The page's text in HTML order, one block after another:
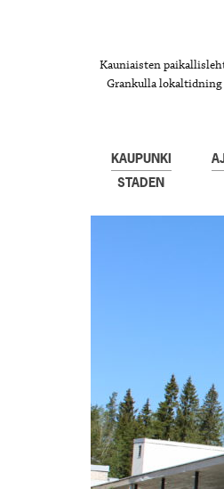
Kauniaisten
Grankulla lokaltidning
KAUPUNKI
STADEN